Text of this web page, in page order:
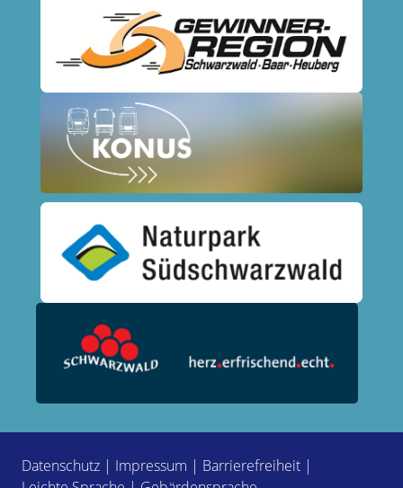
Datenschutz | Impressum | Barrierefreiheit |